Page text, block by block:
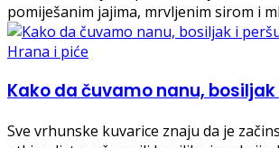
pomiješanim jajima, mrvljenim sirom i
Hrana i piće
Kako da čuvamo nanu, bosiljak
Sve vrhunske kuvarice znaju da je